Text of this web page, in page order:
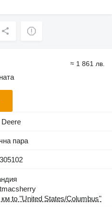
≈ 1 861 лв.
пара
км to "United States/Columbus"